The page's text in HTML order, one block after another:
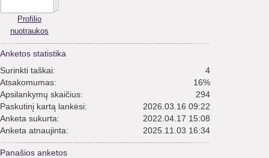
Profilio
nuotraukos
Anketos statistika
Surinkti taškai:
4
Atsakomumas:
16%
Apsilankymų skaičius:
294
Paskutinį kartą lankėsi:
2026.03.16 09:22
Anketa sukurta:
2022.04.17 15:08
Anketa atnaujinta:
2025.11.03 16:34
Panašios anketos